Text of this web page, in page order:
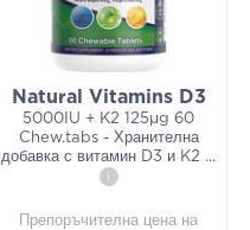
Natural Vitamins D3
5000IU + K2 125μg 60
Chew.tabs - Хранителна
добавка с витамин D3 и K2 ...
i
Препоръчителна цена на